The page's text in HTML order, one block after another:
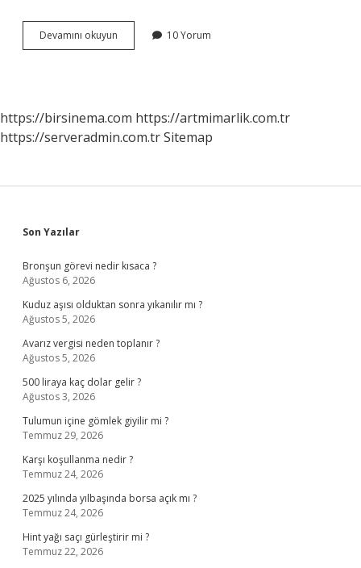
Devamını okuyun Yavanlik
Ne
10 Yorum
https://birsinema.com https://artmimarlik.com.tr
https://serveradmin.com.trSitemap
Sidebar
Son Yazılar
Bronşun görevi nedir kısaca ?
Ağustos 6, 2026
Kuduz aşısı olduktan sonra yıkanılır mı ?
Ağustos 5, 2026
Avarız vergisi neden toplanır ?
Ağustos 5, 2026
500 liraya kaç dolar gelir ?
Ağustos 3, 2026
Tulumun içine gömlek giyilir mi ?
Temmuz 29, 2026
Karşı koşullanma nedir ?
Temmuz 24, 2026
2025 yılında yılbaşında borsa açık mı ?
Temmuz 24, 2026
Hint yağı saçı gürleştirir mi ?
Temmuz 22, 2026